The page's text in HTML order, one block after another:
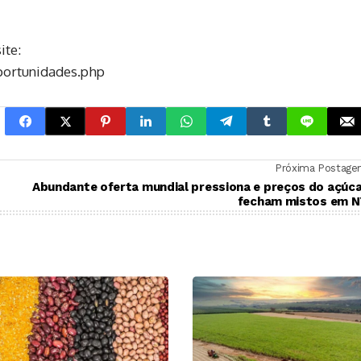
Próxima
Abundante oferta mundial pressiona e preços do
fecham mistos em